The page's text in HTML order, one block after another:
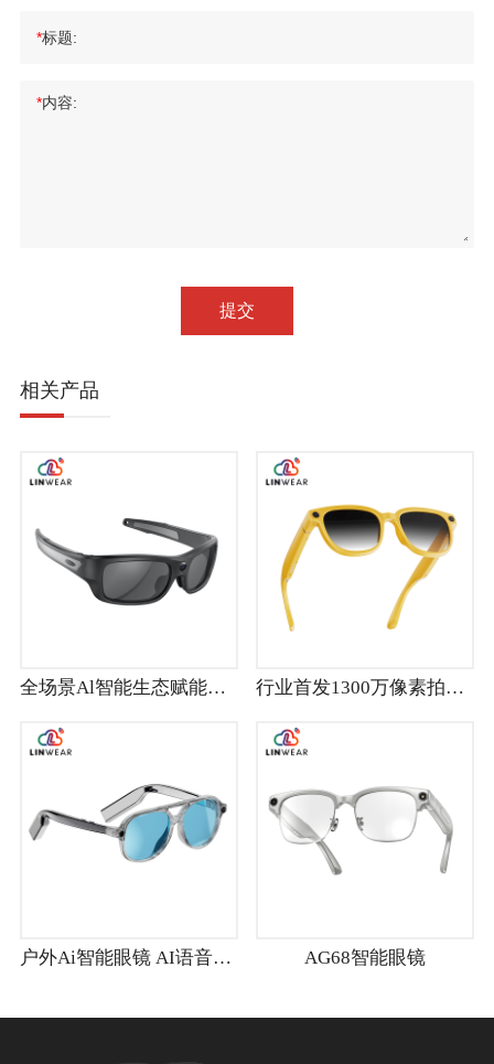
*标题:
*内容:
提交
相关产品
全场景Al智能生态赋能眼镜 行业首发1300万像素拍照视频 3MIC降噪+HIFI音频
户外Ai智能眼镜 AI语音助手|大容量电池|高清摄像头|多种镜片 AG68智能眼镜